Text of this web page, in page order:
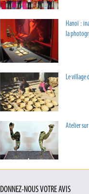
Hanoï :
la
Le village
Atelier sur
DONNEZ-NOUS VOTRE AVIS